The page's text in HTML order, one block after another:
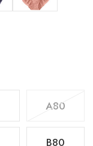
A80
B80